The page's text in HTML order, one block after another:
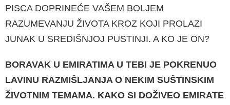
PISCA DOPRINEĆE VA­ŠEM BOLJEM
RAZUMEVANJU ŽIVOTA KROZ KOJI PROLAZI
JUNAK U SREDIŠNJOJ PUSTI­NJI. A KO JE ON?
BORAVAK U EMIRATIMA U TEBI JE POKRENUO
LAVI­NU RAZMIŠLJANJA O NEKIM SUŠTINSKIM
ŽIVOTNIM TEMAMA. KAKO SI DOŽIVEO EMIRATE